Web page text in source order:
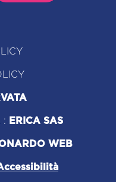
: ERICA SAS
WEB